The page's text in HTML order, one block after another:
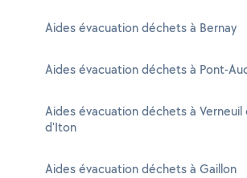
Aides évacuation déchets à Bernay
Aides évacuation déchets à Pont-
Aides évacuation déchets à Verneuil
d'Iton
Aides évacuation déchets à Gaillon